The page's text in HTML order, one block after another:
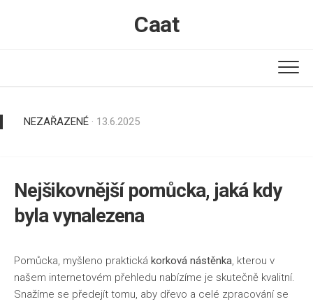
Caat
NEZAŘAZENÉ · 13.6.2025
Nejšikovnější pomůcka, jaká kdy
byla vynalezena
Pomůcka, myšleno praktická korková nástěnka, kterou v
našem internetovém přehledu nabízíme je skutečně kvalitní.
Snažíme se předejít tomu, aby dřevo a celé zpracování se